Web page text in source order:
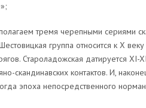
тремя черепными сериями
группа относится к X
Староладожская датируется
скандинавских контактов. И,
эпоха непосредственного